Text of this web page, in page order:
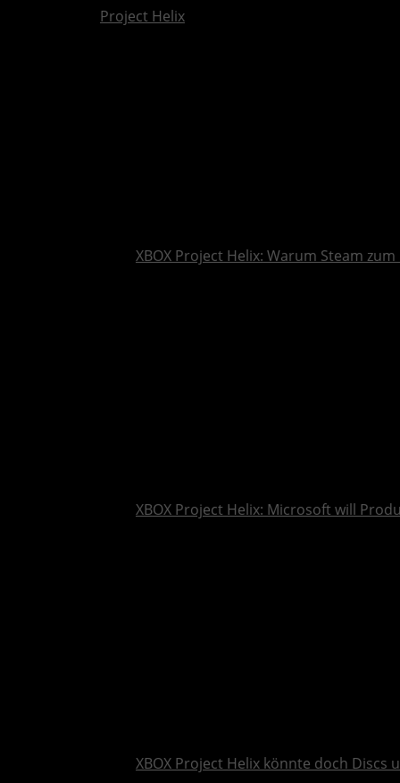
Project Helix
XBOX Project Helix: Warum Steam
XBOX Project Helix: Microsoft will
XBOX Project Helix könnte doch Discs